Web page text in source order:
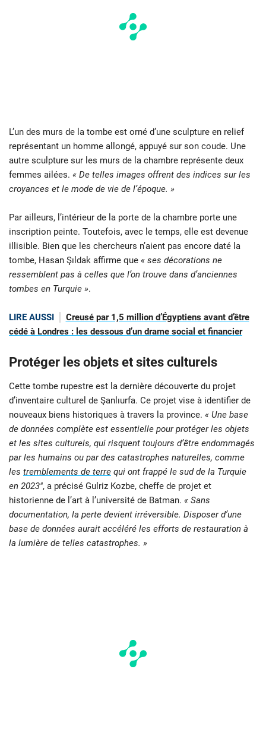
L’un des murs de la tombe est orné d’une sculpture en relief
représentant un homme allongé, appuyé sur son coude. Une
autre sculpture sur les murs de la chambre représente deux
femmes ailées. « De telles images offrent des indices sur les
croyances et le mode de vie de l’époque. »
Par ailleurs, l’intérieur de la porte de la chambre porte une
inscription peinte. Toutefois, avec le temps, elle est devenue
illisible. Bien que les chercheurs n’aient pas encore daté la
tombe, Hasan Şıldak affirme que « ses décorations ne
ressemblent pas à celles que l’on trouve dans d’anciennes
tombes en Turquie ».
LIRE AUSSI
Creusé par 1,5 million d’Égyptiens avant d’être
cédé à Londres : les dessous d’un drame social et financier
Protéger les objets et sites culturels
Cette tombe rupestre est la dernière découverte du projet
d’inventaire culturel de Şanlıurfa. Ce projet vise à identifier de
nouveaux biens historiques à travers la province. « Une base
de données complète est essentielle pour protéger les objets
et les sites culturels, qui risquent toujours d’être endommagés
par les humains ou par des catastrophes naturelles, comme
les tremblements de terre qui ont frappé le sud de la Turquie
en 2023″, a précisé Gulriz Kozbe, cheffe de projet et
historienne de l’art à l’université de Batman. « Sans
documentation, la perte devient irréversible. Disposer d’une
base de données aurait accéléré les efforts de restauration à
la lumière de telles catastrophes. »